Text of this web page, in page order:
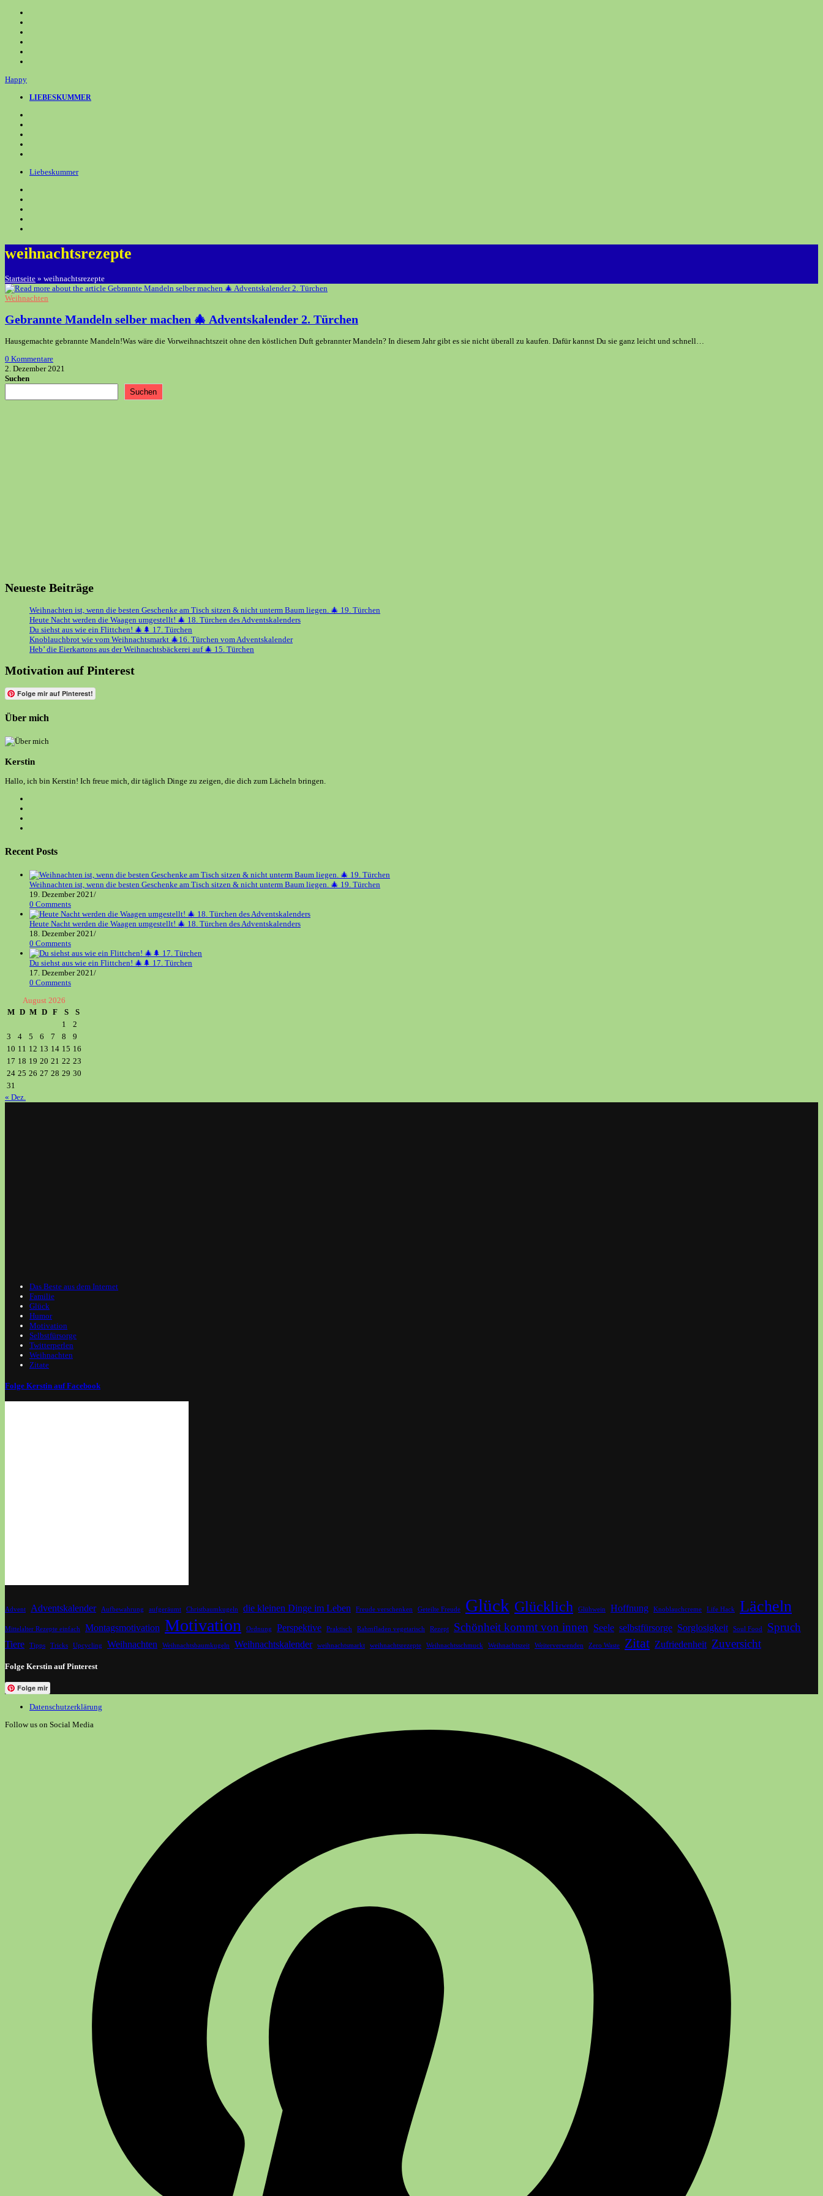
Inhalt
springen
Happy
LIEBESKUMMER
Liebeskummer
weihnachtsrezepte
Startseite » weihnachtsrezepte
Weihnachten
Gebrannte Mandeln selber machen 🎄 Adventskalender 2. Türchen
Hausgemachte gebrannte Mandeln!Was wäre die Vorweihnachtszeit ohne den köstlichen Duft gebrannter Mandeln? In diesem Jahr gibt es sie nicht überall zu kaufen. Dafür kannst Du sie ganz leicht und schnell…
0 Kommentare
2. Dezember 2021
Suchen
Suchen
Neueste Beiträge
Weihnachten ist, wenn die besten Geschenke am Tisch sitzen & nicht unterm Baum liegen. 🎄 19. Türchen
Heute Nacht werden die Waagen umgestellt! 🎄 18. Türchen des Adventskalenders
Du siehst aus wie ein Flittchen! 🎄🌲 17. Türchen
Knoblauchbrot wie vom Weihnachtsmarkt 🎄16. Türchen vom Adventskalender
Heb’ die Eierkartons aus der Weihnachtsbäckerei auf 🎄 15. Türchen
Motivation auf Pinterest
Folge mir auf Pinterest!
Über mich
Kerstin
Hallo, ich bin Kerstin! Ich freue mich, dir täglich Dinge zu zeigen, die dich zum Lächeln bringen.
tab
new
tab
a
new
Recent Posts
Weihnachten ist, wenn die besten Geschenke am Tisch sitzen & nicht unterm Baum liegen. 🎄 19. Türchen
19. Dezember 2021/
0 Comments
Heute Nacht werden die Waagen umgestellt! 🎄 18. Türchen des Adventskalenders
18. Dezember 2021/
0 Comments
Du siehst aus wie ein Flittchen! 🎄🌲 17. Türchen
17. Dezember 2021/
0 Comments
August 2026
M D M D F S
S
1
2
3
4 5 6 7 8
9
10 11 12 13 14 15 16
17 18 19 20 21 22 23
24 25 26 27 28 29 30
31
« Dez.
Das Beste aus dem Internet
Familie
Glück
Humor
Motivation
Selbstfürsorge
Twitterperlen
Weihnachten
Zitate
Folge Kerstin auf Facebook
Advent Adventskalender Aufbewahrung aufgeräumt Christbaumkugeln die kleinen Dinge im Leben Freude verschenken Geteilte Freude Glück Glücklich Glühwein Hoffnung Knoblauchcreme Life Hack Lächeln
Mittelalter Rezepte einfach Montagsmotivation Motivation Ordnung Perspektive Praktisch Rahmfladen vegetarisch Rezept Schönheit kommt von innen Seele selbstfürsorge Sorglosigkeit Soul Food Spruch
Tiere Tipps Tricks Upcycling Weihnachten Weihnachtsbaumkugeln Weihnachtskalender weihnachtsmarkt weihnachtsrezepte Weihnachtsschmuck Weihnachtszeit Weiterverwenden Zero Waste Zitat Zufriedenheit Zuversicht
Folge Kerstin auf Pinterest
Folge mir
Datenschutzerklärung
Follow us on Social Media